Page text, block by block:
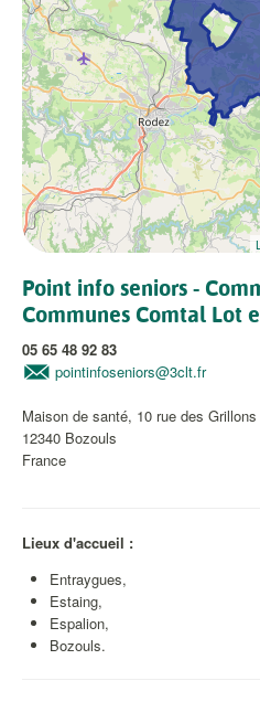
Point info seniors -
Communes Comtal Lot
05 65 48 92 83
pointinfoseniors@3clt.fr
Maison de santé, 10 rue des Grillons
12340 Bozouls
France
Lieux d'accueil :
Entraygues,
Estaing,
Espalion,
Bozouls.